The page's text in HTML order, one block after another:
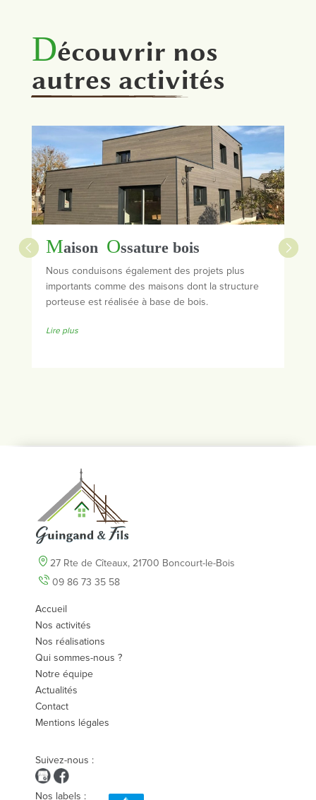
Découvrir nos
autres activités
Maison Ossature bois
Nous conduisons également des projets plus
importants comme des maisons dont la structure
porteuse est réalisée à base de bois.
Lire plus
27 Rte de Cîteaux, 21700 Boncourt-le-Bois
09 86 73 35 58
Accueil
Nos activités
Nos réalisations
Qui sommes-nous ?
Notre équipe
Actualités
Contact
Mentions légales
Suivez-nous :
Nos labels :